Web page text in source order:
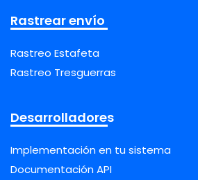
Rastrear envío
Rastreo Estafeta
Rastreo Tresguerras
Desarrolladores
Implementación en tu sistema
Documentación API